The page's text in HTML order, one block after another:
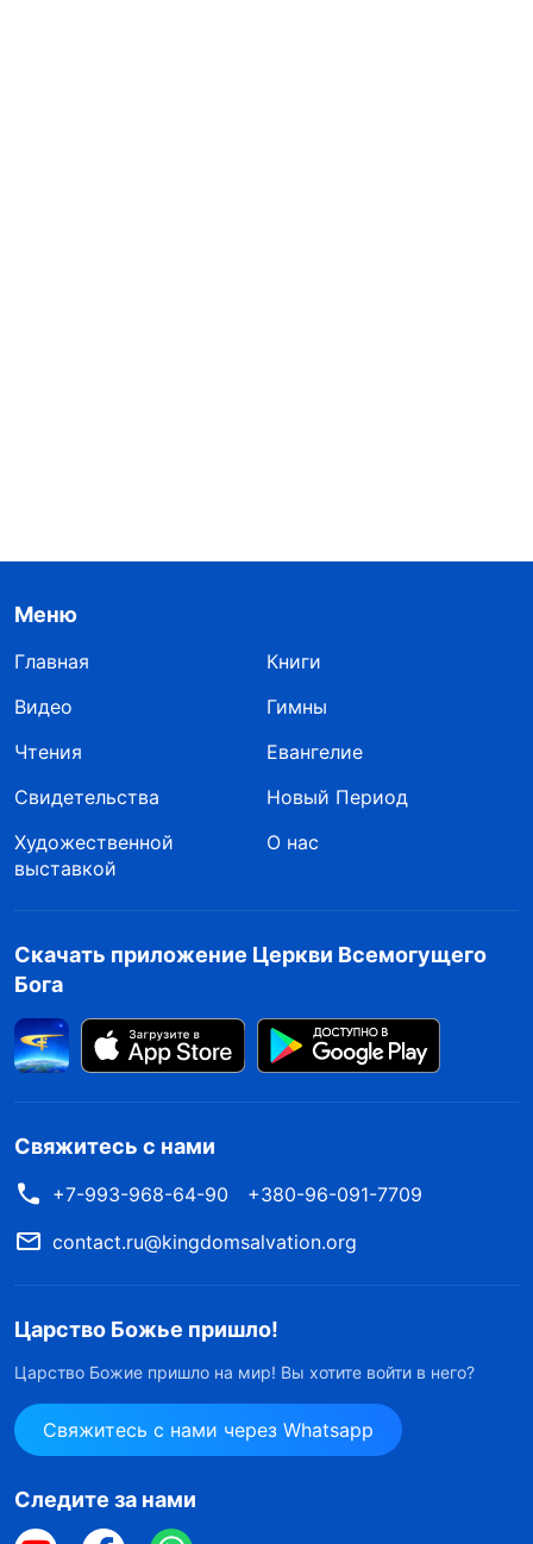
Меню
Главная
Книги
Видео
Гимны
Чтения
Евангелие
Свидетельства
Новый Период
Художественной
выставкой
О нас
Скачать приложение Церкви Всемогущего
Бога
Свяжитесь с нами
+7-993-968-64-90
+380-96-091-7709
contact.ru@kingdomsalvation.org
Царство Божье пришло!
Царство Божие пришло на мир! Вы хотите войти в него?
Свяжитесь с нами через Whatsapp
Следите за нами